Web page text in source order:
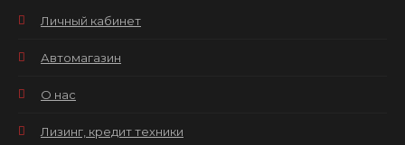
Личный кабинет
Автомагазин
О нас
Лизинг, кредит техники